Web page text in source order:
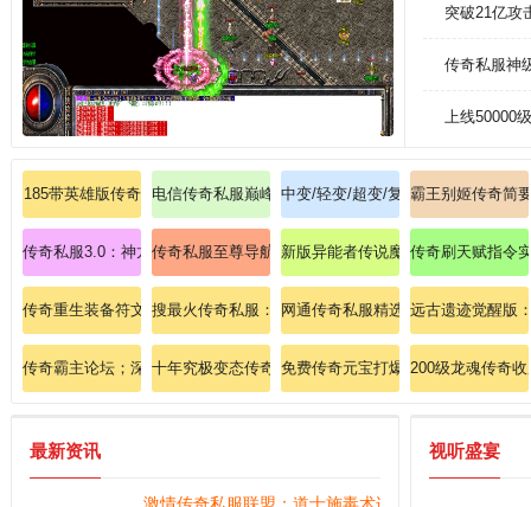
突破21亿攻
传奇私服神
上线50000
185带英雄版传奇 电信传奇私服巅峰装备图鉴: 零失误单刷赤月恶魔实战
中变/轻变/超变/复古/热血传奇
霸王别姬传奇简
传奇私服3.0：神龙降世，3.0版本震撼开启！
传奇私服至尊导航站：秒进全服通道，称霸沙巴克之城
新版异能者传说魔域深度解析幻兽
传奇刷天赋指令
传奇重生装备符文战士如何修炼逐日剑法？
搜最火传奇私服：探索新大陆，顶级传奇私服邀你争锋
网通传奇私服精选：日版超变速成
远古遗迹觉醒版
传奇霸主论坛；深夜爆出传送戒指激动到失眠！
十年究极变态传奇新手速成道士英雄噬血术！
免费传奇元宝打爆雪域天将的要领。
200级龙魂传奇
最新资讯 视听盛宴